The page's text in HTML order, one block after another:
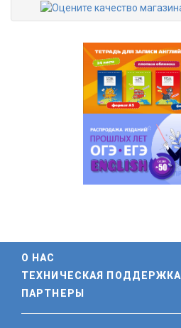
О НАС
ТЕХНИЧЕСКАЯ ПОДДЕРЖКА
ПАРТНЕРЫ